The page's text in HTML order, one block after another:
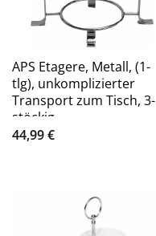
APS Etagere, Metall, (1-
tlg), unkomplizierter
Transport zum Tisch, 3-
stöckig
44,99€